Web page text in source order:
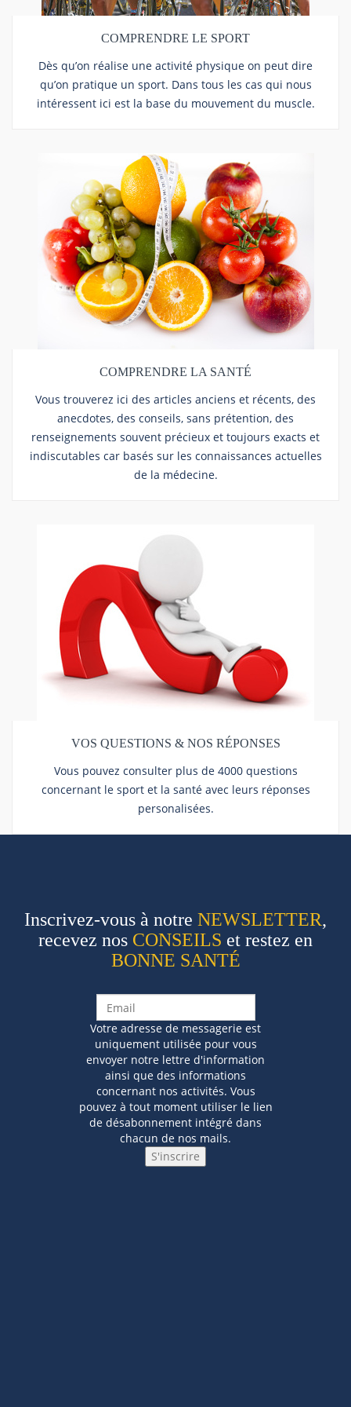
COMPRENDRE LE SPORT
Dès qu’on réalise une activité physique on peut dire
qu’on pratique un sport. Dans tous les cas qui nous
intéressent ici est la base du mouvement du muscle.
COMPRENDRE LA SANTÉ
Vous trouverez ici des articles anciens et récents, des
anecdotes, des conseils, sans prétention, des
renseignements souvent précieux et toujours exacts et
indiscutables car basés sur les connaissances actuelles
de la médecine.
VOS QUESTIONS & NOS RÉPONSES
Vous pouvez consulter plus de 4000 questions
concernant le sport et la santé avec leurs réponses
personalisées.
Inscrivez-vous à notre NEWSLETTER,
recevez nos CONSEILS et restez en
BONNE SANTÉ
Votre adresse de messagerie est
uniquement utilisée pour vous
envoyer notre lettre d'information
ainsi que des informations
concernant nos activités. Vous
pouvez à tout moment utiliser le lien
de désabonnement intégré dans
chacun de nos mails.